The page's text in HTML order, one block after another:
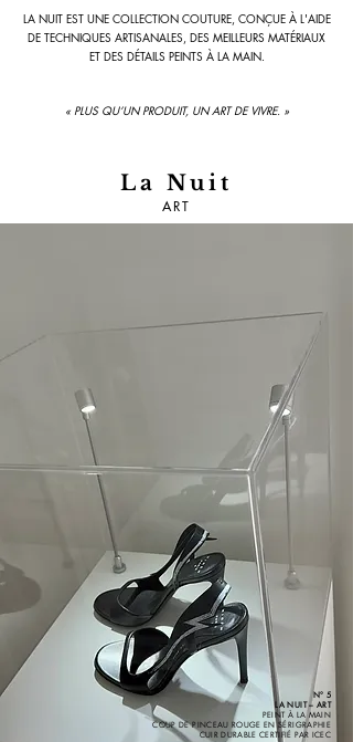
LA NUIT EST UNE COLLECTION COUTURE, CONÇUE À L'AIDE
DE TECHNIQUES ARTISANALES, DES MEILLEURS MATÉRIAUX
ET DES DÉTAILS PEINTS À LA MAIN.
« PLUS QU’UN PRODUIT, UN ART DE VIVRE. »
La Nuit
ART
N° 5
LA NUIT – ART
PEINT À LA MAIN
COUP DE PINCEAU ROUGE EN SÉRIGRAPHIE
CUIR DURABLE CERTIFIÉ PAR ICEC